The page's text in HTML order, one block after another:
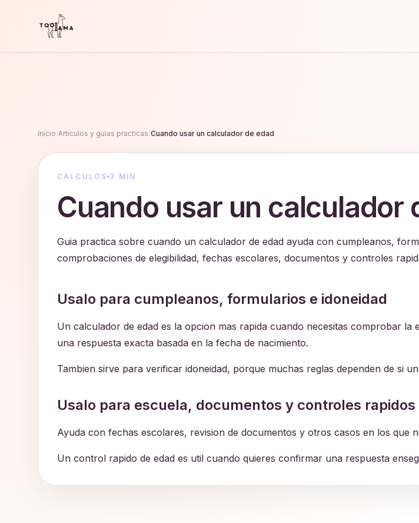
Inicio Articulos y guias practicas Cuando usar un calculador de edad
CALCULOS 3 MIN
Cuando usar un calculador
Guia practica sobre cuando un calculador de edad ayuda con cumpleanos,
comprobaciones de elegibilidad, fechas escolares, documentos y controles
Usalo para cumpleanos, formularios e idoneidad
Un calculador de edad es la opcion mas rapida cuando necesitas comprobar
una respuesta exacta basada en la fecha de nacimiento.
Tambien sirve para verificar idoneidad, porque muchas reglas dependen de si
Usalo para escuela, documentos y controles rapidos
Ayuda con fechas escolares, revision de documentos y otros casos en los que
Un control rapido de edad es util cuando quieres confirmar una respuesta